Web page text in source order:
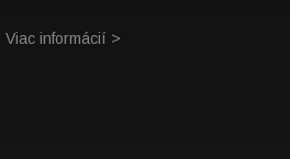
Viac informácií >